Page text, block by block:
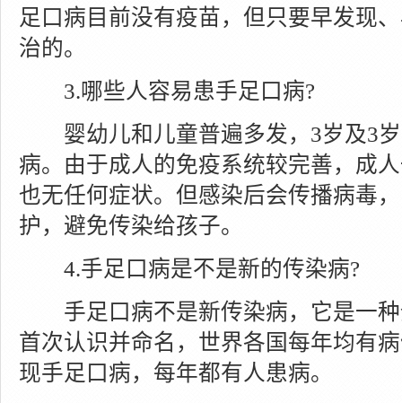
足口病目前没有疫苗，但只要早发现
治的。
3.哪些人容易患手足口病?
婴幼儿和儿童普遍多发，3岁及3岁
病。由于成人的免疫系统较完善，成
也无任何症状。但感染后会传播病毒
护，避免传染给孩子。
4.手足口病是不是新的传染病?
手足口病不是新传染病，它是一种
首次认识并命名，世界各国每年均有
现手足口病，每年都有人患病。